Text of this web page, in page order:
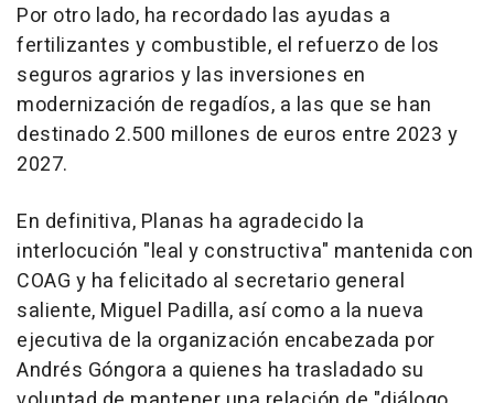
Por otro lado, ha recordado las ayudas a
fertilizantes y combustible, el refuerzo de los
seguros agrarios y las inversiones en
modernización de regadíos, a las que se han
destinado 2.500 millones de euros entre 2023 y
2027.
En definitiva, Planas ha agradecido la
interlocución "leal y constructiva" mantenida con
COAG y ha felicitado al secretario general
saliente, Miguel Padilla, así como a la nueva
ejecutiva de la organización encabezada por
Andrés Góngora a quienes ha trasladado su